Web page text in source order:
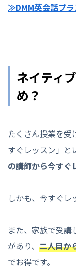
≫DMM英会話プラ
ネイティ
め？
たくさん授業を受
すぐレッスン」と
の講師から今すぐ
しかも、今すぐレ
また、家族で受
があり、 二人目か
でお得です。